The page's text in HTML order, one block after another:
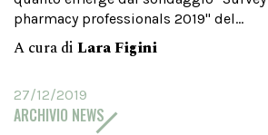
pharmacy professionals 2019" del...
A cura di Lara Figini
27/12/2019
ARCHIVIO NEWS